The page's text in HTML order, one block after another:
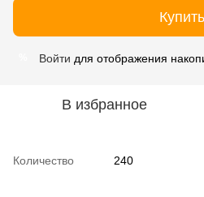
Купить
Войти для отображения
В избранное
Количество 240